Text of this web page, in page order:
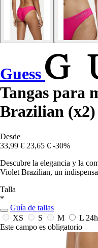
Guess
Tangas para
Brazilian (x2)
Desde
33,99 € 23,65 € -30%
Descubre la elegancia y la
Violet Brazilian, un
Talla
*
Guía de tallas
XS
S M L 24h
Este campo es obligatorio